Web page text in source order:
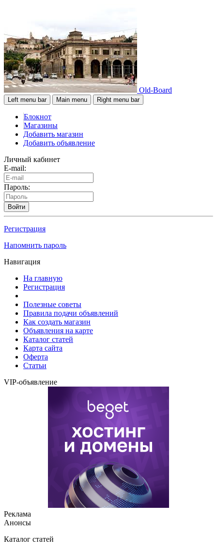
Old-Board
Left menu bar Main menu Right menu bar
Блокнот
Магазины
Добавить магазин
Добавить объявление
Личный кабинет
E-mail:
Пароль:
Войти
Регистрация
Напомнить пароль
Навигация
На главную
Регистрация
Полезные советы
Правила подачи объявлений
Как создать магазин
Объявления на карте
Каталог статей
Карта сайта
Оферта
Статьи
VIP-объявление
Реклама
Анонсы
Каталог статей